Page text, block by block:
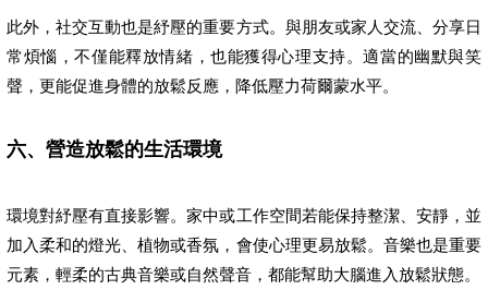
此外，社交互動也是紓壓的重要方式。與朋友或家人交流、分享日
常煩惱，不僅能釋放情緒，也能獲得心理支持。適當的幽默與笑
聲，更能促進身體的放鬆反應，降低壓力荷爾蒙水平。
六、營造放鬆的生活環境
環境對紓壓有直接影響。家中或工作空間若能保持整潔、安靜，並
加入柔和的燈光、植物或香氛，會使心理更易放鬆。音樂也是重要
元素，輕柔的古典音樂或自然聲音，都能幫助大腦進入放鬆狀態。